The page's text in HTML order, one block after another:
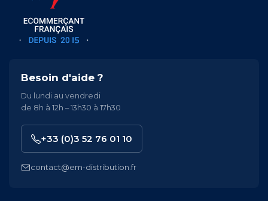
Besoin d'aide ?
Du lundi au vendredi
de 8h à 12h – 13h30 à 17h30
+33 (0)3 52 76 01 10
contact@em-distribution.fr